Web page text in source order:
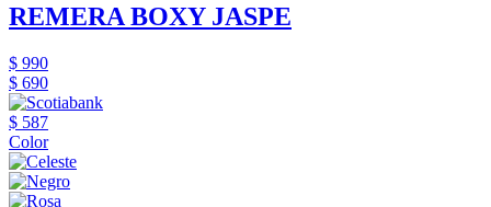
REMERA BOXY JASPE
$ 990
$ 690
$ 587
Color